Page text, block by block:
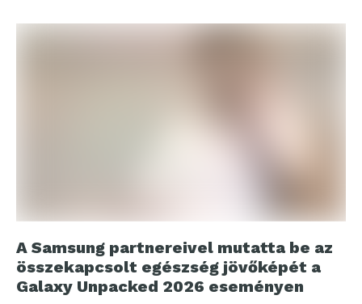
A Samsung partnereivel mutatta be az
összekapcsolt egészség jövőképét a
Galaxy Unpacked 2026 eseményen